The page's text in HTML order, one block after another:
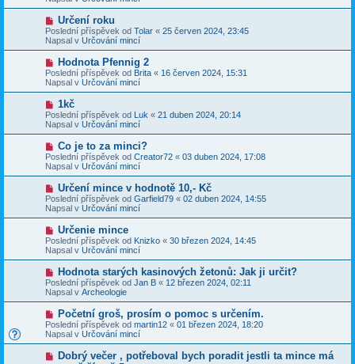
k
p
ě
v
e
k
ý
p
í
s
p
v
e
k
N
o
v
ý
p
í
s
p
ě
v
e
k
Určení roku
Poslední příspěvek od Tolar « 25 červen 2024, 23:45
Napsal v Určování mincí
N
o
v
ý
í
s
p
ě
v
e
k
Hodnota Pfennig 2
Poslední příspěvek od Brita « 16 červen 2024, 15:31
Napsal v Určování mincí
N
o
v
ý
í
s
p
ě
v
e
k
1kč
Poslední příspěvek od Luk « 21 duben 2024, 20:14
Napsal v Určování mincí
N
o
v
ý
p
í
s
p
ě
v
e
k
Co je to za minci?
Poslední příspěvek od Creator72 « 03 duben 2024, 17:08
Napsal v Určování mincí
N
o
v
ý
p
í
s
p
v
e
k
Určení mince v hodnotě 10,- Kč
Poslední příspěvek od Garfield79 « 02 duben 2024, 14:55
Napsal v Určování mincí
N
o
v
ý
p
í
s
p
v
e
k
Určenie mince
Poslední příspěvek od Knizko « 30 březen 2024, 14:45
Napsal v Určování mincí
N
o
v
ý
p
í
s
p
Hodnota starých kasinových žetonů: Jak ji určit?
Poslední příspěvek od Jan B « 12 březen 2024, 02:11
Napsal v Archeologie
N
o
v
ý
p
Početní groš, prosím o pomoc s určením.
Poslední příspěvek od martin12 « 01 březen 2024, 18:20
Napsal v Určování mincí
NDobrý večer , potřeboval bych poradit jestli ta mince má